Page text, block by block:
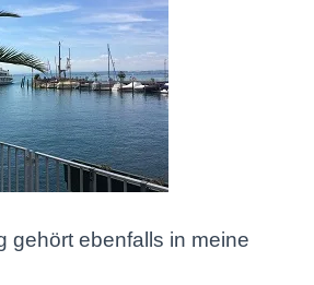
gehört ebenfalls in meine